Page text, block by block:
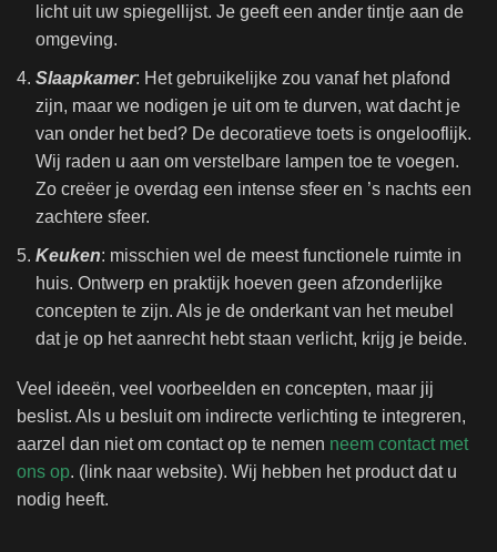
licht uit uw spiegellijst. Je geeft een ander tintje aan de
omgeving.
Slaapkamer: Het gebruikelijke zou vanaf het plafond
zijn, maar we nodigen je uit om te durven, wat dacht je
van onder het bed? De decoratieve toets is ongelooflijk.
Wij raden u aan om verstelbare lampen toe te voegen.
Zo creëer je overdag een intense sfeer en ’s nachts een
zachtere sfeer.
Keuken: misschien wel de meest functionele ruimte in
huis. Ontwerp en praktijk hoeven geen afzonderlijke
concepten te zijn. Als je de onderkant van het meubel
dat je op het aanrecht hebt staan ​​verlicht, krijg je beide.
Veel ideeën, veel voorbeelden en concepten, maar jij
beslist. Als u besluit om indirecte verlichting te integreren,
aarzel dan niet om contact op te nemen neem contact met
ons op. (link naar website). Wij hebben het product dat u
nodig heeft.